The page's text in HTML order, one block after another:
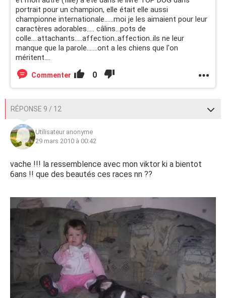
portrait pour un champion, elle était elle aussi
championne internationale......moi je les aimaient pour leur
caractères adorables..... câlins...pots de
colle....attachants.....affection..affection..ils ne leur
manque que la parole.......ont a les chiens que l'on
méritent....
Commenter 0
RÉPONSE 9 / 12
Utilisateur anonyme
29 mars 2010 à 00:42
vache !!! la ressemblence avec mon viktor ki a bientot
6ans !! que des beautés ces races nn ??